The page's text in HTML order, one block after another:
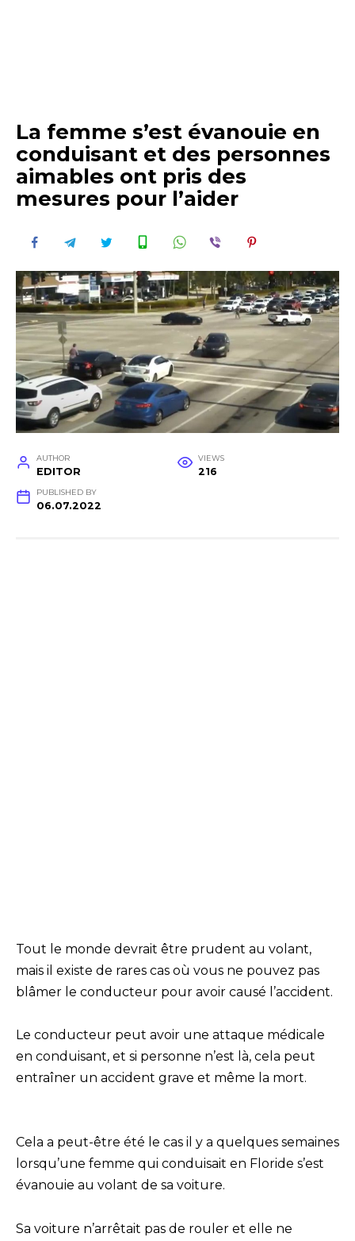
La femme s’est évanouie en
conduisant et des personnes
aimables ont pris des
mesures pour l’aider
AUTHOR
EDITOR
VIEWS
216
PUBLISHED BY
06.07.2022
Tout le monde devrait être prudent au volant,
mais il existe de rares cas où vous ne pouvez pas
blâmer le conducteur pour avoir causé l’accident.
Le conducteur peut avoir une attaque médicale
en conduisant, et si personne n’est là, cela peut
entraîner un accident grave et même la mort.
Cela a peut-être été le cas il y a quelques semaines
lorsqu’une femme qui conduisait en Floride s’est
évanouie au volant de sa voiture.
Sa voiture n’arrêtait pas de rouler et elle ne